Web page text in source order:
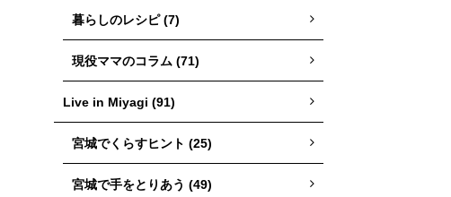
暮らしのレシピ (7)
現役ママのコラム (71)
Live in Miyagi (91)
宮城でくらすヒント (25)
宮城で手をとりあう (49)